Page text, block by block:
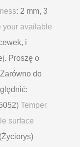
: 2 mm, 3
your available
i
Proszę o
do
Temper
surface
(Życiorys)